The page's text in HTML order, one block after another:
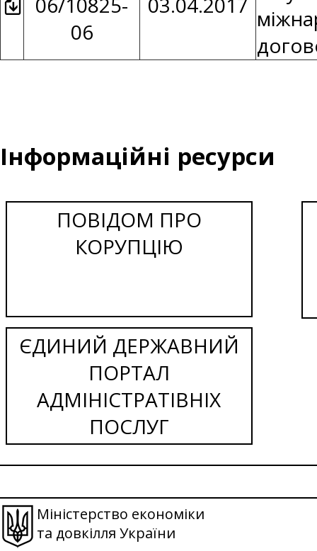
06
Інформаційні ресурси
ПОВІДОМ ПРО
КОРУПЦІЮ
ЄДИНИЙ ДЕРЖАВНИЙ
ПОРТАЛ
АДМІНІСТРАТІВНІХ
ПОСЛУГ
Міністерство економіки
та довкілля України